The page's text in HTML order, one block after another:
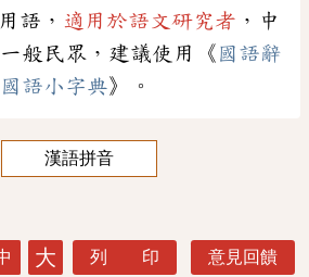
語， 適用於語文研究者 ，中
般民眾，建議使用《 國語辭
國語小字典》。
漢語拼音
大 列 印 意見回饋